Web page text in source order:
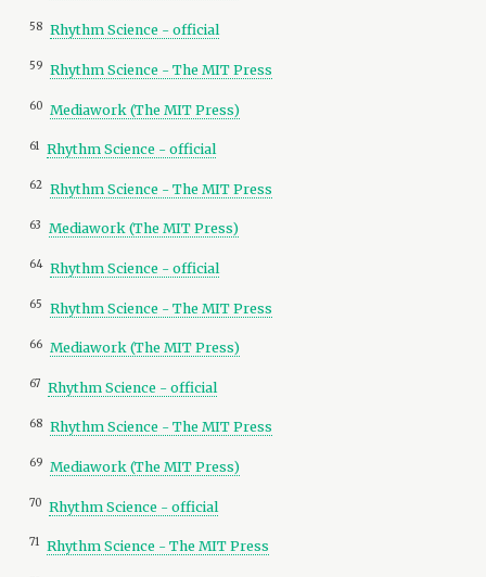
58 Rhythm Science - official
59 Rhythm Science - The MIT Press
60 Mediawork (The MIT Press)
61 Rhythm Science - official
62 Rhythm Science - The MIT Press
63 Mediawork (The MIT Press)
64 Rhythm Science - official
65 Rhythm Science - The MIT Press
66 Mediawork (The MIT Press)
67 Rhythm Science - official
68 Rhythm Science - The MIT Press
69 Mediawork (The MIT Press)
70 Rhythm Science - official
71 Rhythm Science - The MIT Press